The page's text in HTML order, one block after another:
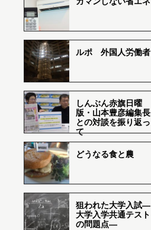
ルポ 外国人労働者
しんぶん赤旗日曜
版・山本豊彦編集長
との対談を振り返っ
て
どうなる食と農
狙われた大学入試―
大学入学共通テスト
の問題点―